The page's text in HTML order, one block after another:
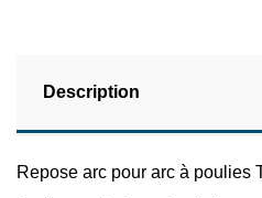
Description
Repose arc pour arc à poulies